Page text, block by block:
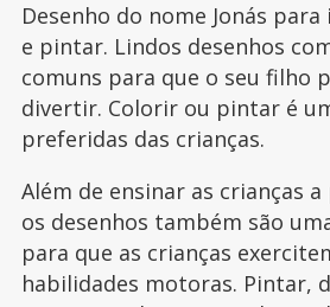
Desenho do nome Jonás
e pintar. Lindos desenhos
comuns para que o seu filho
divertir. Colorir ou pintar é
preferidas das crianças.
Além de ensinar as crianças
os desenhos também são
para que as crianças
habilidades motoras. Pintar,